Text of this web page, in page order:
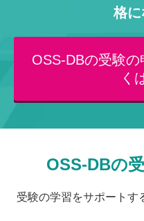
格
OSS-DBの受験
く
OSS-DBの
受験の学習をサポートす